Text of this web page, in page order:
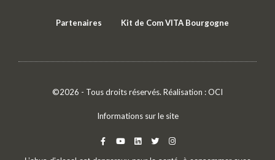
Partenaires Kit de Com VITA Bourgogne
©2026 - Tous droits réservés. Réalisation :OCI
Informations sur le site